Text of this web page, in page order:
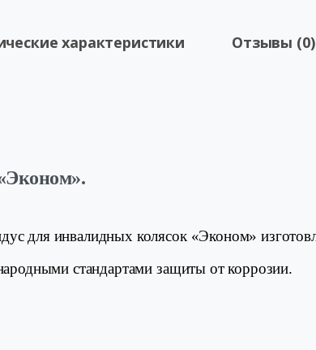
характеристики Отзывы (0)
для инвалидных колясок «Эконом»
стандартами защиты от коррозии.